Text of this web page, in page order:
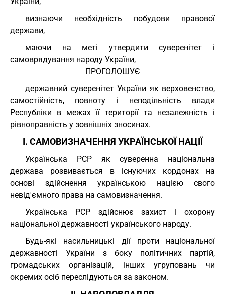
визнаючи необхідність побудови правової
держави,
маючи на меті утвердити суверенітет і
самоврядування народу України,
ПРОГОЛОШУЄ
державний суверенітет України як верховенство,
самостійність, повноту і неподільність влади
Республіки в межах її території та незалежність і
рівноправність у зовнішніх зносинах.
I. САМОВИЗНАЧЕННЯ УКРАЇНСЬКОЇ НАЦІЇ
Українська РСР як суверенна національна
держава розвивається в існуючих кордонах на
основі здійснення українською нацією свого
невід'ємного права на самовизначення.
Українська РСР здійснює захист і охорону
національної державності українського народу.
Будь-які насильницькі дії проти національної
державності України з боку політичних партій,
громадських організацій, інших угруповань чи
окремих осіб переслідуються за законом.